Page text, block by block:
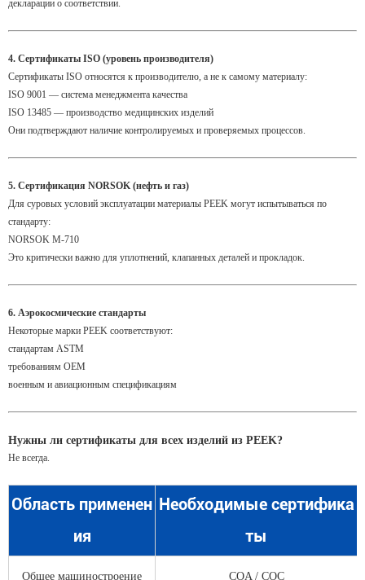
декларации о соответствии.
4. Сертификаты ISO (уровень производителя)
Сертификаты ISO относятся к производителю, а не к самому материалу:
ISO 9001 — система менеджмента качества
ISO 13485 — производство медицинских изделий
Они подтверждают наличие контролируемых и проверяемых процессов.
5. Сертификация NORSOK (нефть и газ)
Для суровых условий эксплуатации материалы PEEK могут испытываться по
стандарту:
NORSOK M-710
Это критически важно для уплотнений, клапанных деталей и прокладок.
6. Аэрокосмические стандарты
Некоторые марки PEEK соответствуют:
стандартам ASTM
требованиям OEM
военным и авиационным спецификациям
Нужны ли сертификаты для всех изделий из PEEK?
Не всегда.
Область применен
ия
Необходимые сертифика
ты
Общее машиностроение COA / COC